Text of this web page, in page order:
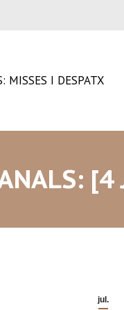
MISSES I DESPATX
jul.